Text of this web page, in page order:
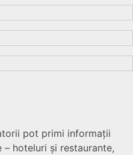
pot primi informații
hoteluri și restaurante,